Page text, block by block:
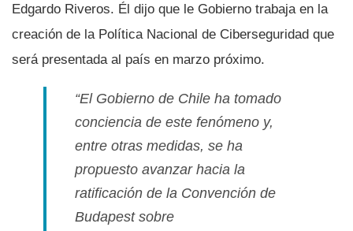
Edgardo Riveros. Él dijo que le Gobierno trabaja en la
creación de la Polí­tica Nacional de Ciberseguridad que
será presentada al paí­s en marzo próximo.
“El Gobierno de Chile ha tomado
conciencia de este fenómeno y,
entre otras medidas, se ha
propuesto avanzar hacia la
ratificación de la Convención de
Budapest sobre